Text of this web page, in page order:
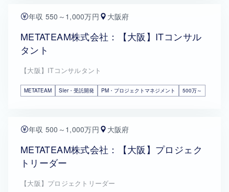
年収 550～1,000万円 大阪府
METATEAM株式会社：【大阪】ITコンサル
タント
【大阪】ITコンサルタント
METATEAM SIer・受託開発 PM・プロジェクトマネジメント 500万～
年収 500～1,000万円 大阪府
METATEAM株式会社：【大阪】プロジェク
トリーダー
【大阪】プロジェクトリーダー